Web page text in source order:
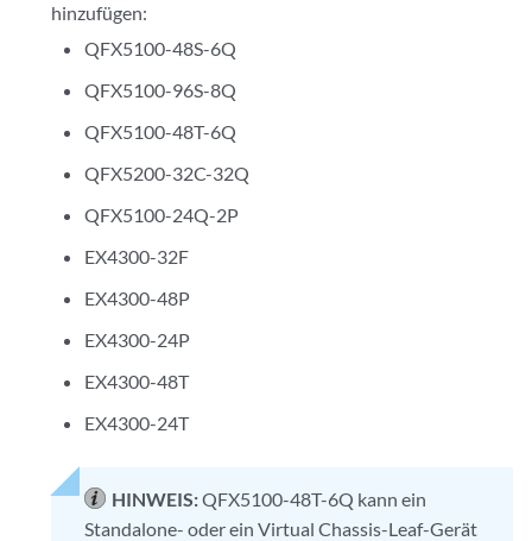
hinzufügen:
QFX5100-48S-6Q
QFX5100-96S-8Q
QFX5100-48T-6Q
QFX5200-32C-32Q
QFX5100-24Q-2P
EX4300-32F
EX4300-48P
EX4300-24P
EX4300-48T
EX4300-24T
HINWEIS:QFX5100-48T-6Q kann ein
Standalone- oder ein Virtual Chassis-Leaf-Gerät